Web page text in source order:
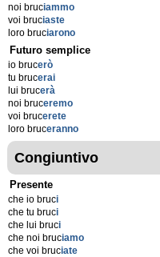
noi bruciammo
voi bruciaste
loro bruciarono
Futuro semplice
io brucerò
tu brucerai
lui brucerà
noi bruceremo
voi brucerete
loro bruceranno
Congiuntivo
Presente
che io bruci
che tu bruci
che lui bruci
che noi bruciamo
che voi bruciate